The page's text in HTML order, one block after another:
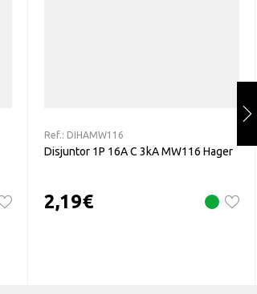
Ref.: DIHAMW116
Disjuntor 1P 16A C 3kA MW116 Hager
2,19€